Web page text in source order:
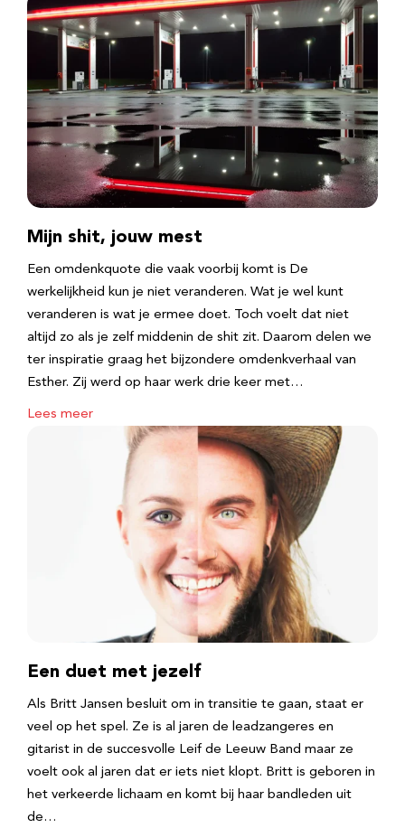
Mijn shit, jouw mest
Een omdenkquote die vaak voorbij komt is De
werkelijkheid kun je niet veranderen. Wat je wel kunt
veranderen is wat je ermee doet. Toch voelt dat niet
altijd zo als je zelf middenin de shit zit. Daarom delen we
ter inspiratie graag het bijzondere omdenkverhaal van
Esther. Zij werd op haar werk drie keer met…
Lees meer
Een duet met jezelf
Als Britt Jansen besluit om in transitie te gaan, staat er
veel op het spel. Ze is al jaren de leadzangeres en
gitarist in de succesvolle Leif de Leeuw Band maar ze
voelt ook al jaren dat er iets niet klopt. Britt is geboren in
het verkeerde lichaam en komt bij haar bandleden uit
de…